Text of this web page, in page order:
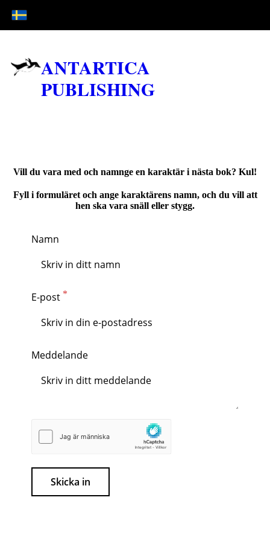
ANTARTICA
PUBLISHING
Vill du vara med och namnge en karaktär i nästa bok? Kul!
Fyll i formuläret och ange karaktärens namn, och du vill att
hen ska vara snäll eller stygg.
Namn
E-post
Meddelande
Skicka in